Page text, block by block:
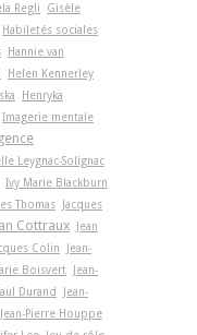
Regli
Gisèle
Habiletés sociales
Hannie van
Helen Kennerley
Henryka
Imagerie mentale
Leygnac-Solignac
Ivy Marie Blackburn
Thomas
Jacques
Cottraux
Jean
Colin
Jean-
Boisvert
Jean-
Durand
Jean-
Jean-Pierre Houppe